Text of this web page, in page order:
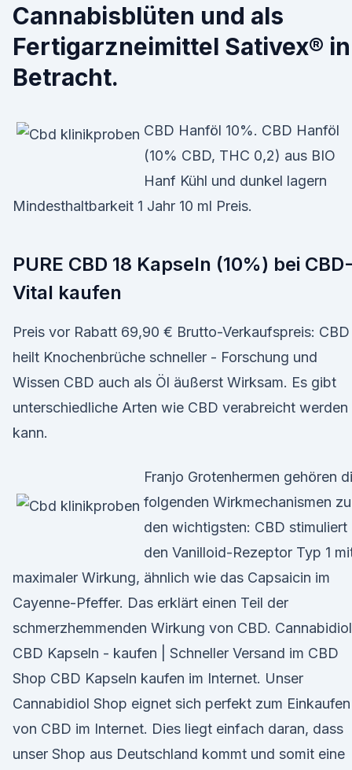
Cannabisblüten und als
Fertigarzneimittel Sativex® in
Betracht.
CBD Hanföl 10%. CBD Hanföl
(10% CBD, THC 0,2) aus BIO
Hanf Kühl und dunkel lagern
Mindesthaltbarkeit 1 Jahr 10 ml Preis.
PURE CBD 18 Kapseln (10%) bei
Vital kaufen
Preis vor Rabatt 69,90 € Brutto-Verkaufspreis: CBD
heilt Knochenbrüche schneller - Forschung und
Wissen CBD auch als Öl äußerst Wirksam. Es gibt
unterschiedliche Arten wie CBD verabreicht werden
kann.
Franjo Grotenhermen gehören
folgenden Wirkmechanismen zu
den wichtigsten: CBD stimuliert
den Vanilloid-Rezeptor Typ 1
maximaler Wirkung, ähnlich wie das Capsaicin im
Cayenne-Pfeffer. Das erklärt einen Teil der
schmerzhemmenden Wirkung von CBD. Cannabidiol
CBD Kapseln - kaufen | Schneller Versand im CBD
Shop CBD Kapseln kaufen im Internet. Unser
Cannabidiol Shop eignet sich perfekt zum Einkaufen
von CBD im Internet. Dies liegt einfach daran, dass
unser Shop aus Deutschland kommt und somit eine